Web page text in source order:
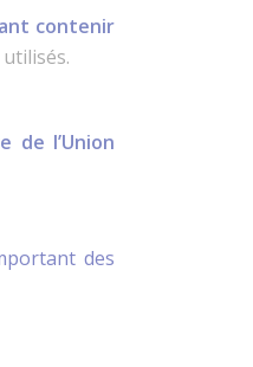
contenir
de l’Union
des